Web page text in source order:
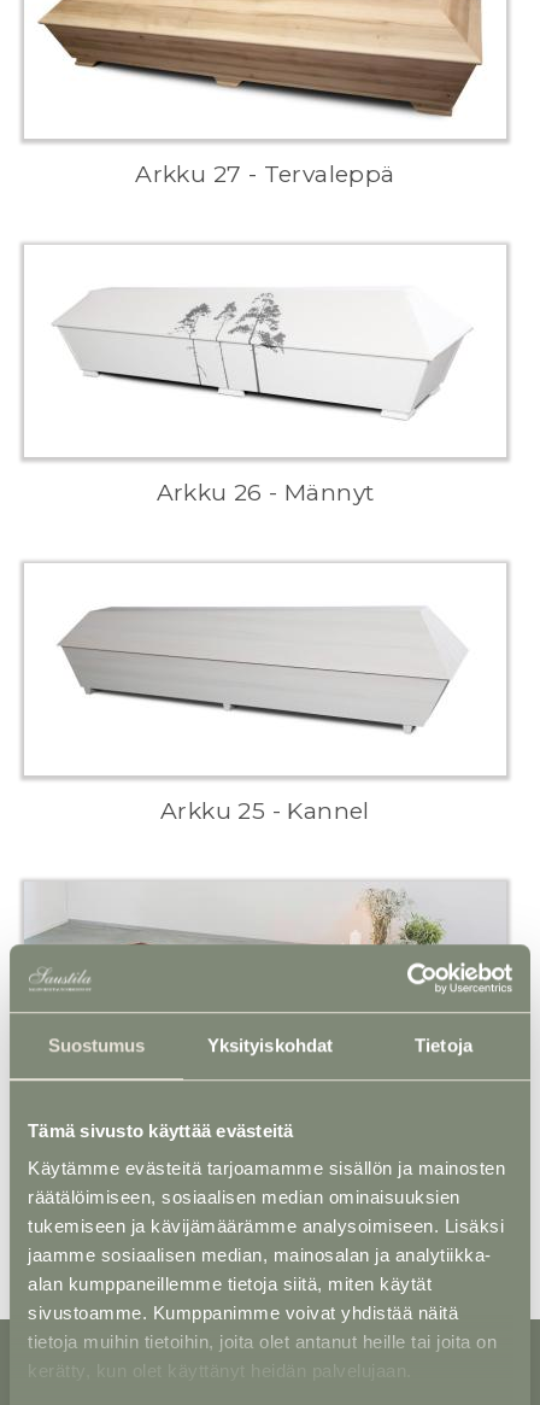
Suostumus Yksityiskohdat Tietoja
Tämä sivusto käyttää evästeitä
Käytämme evästeitä tarjoamamme sisällön ja mainosten
räätälöimiseen, sosiaalisen median ominaisuuksien
tukemiseen ja kävijämäärämme analysoimiseen. Lisäksi
jaamme sosiaalisen median, mainosalan ja analytiikka-
alan kumppaneillemme tietoja siitä, miten käytät
sivustoamme. Kumppanimme voivat yhdistää näitä
tietoja muihin tietoihin, joita olet antanut heille tai joita on
kerätty, kun olet käyttänyt heidän palvelujaan.
Arkku 27 - Tervaleppä
Arkku 26 - Männyt
Arkku 25 - Kannel
Arkku 24 - Tammi T-82